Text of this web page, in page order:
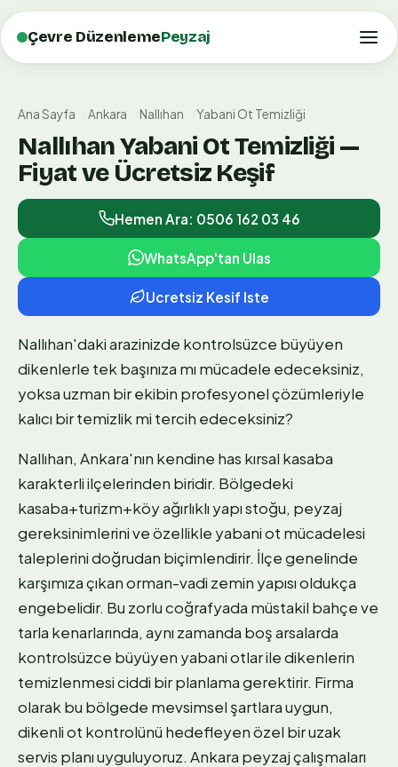
Çevre DüzenlemePeyzaj
Ana Sayfa Ankara Nallıhan Yabani Ot Temizliği
Nallıhan Yabani Ot Temizliği —
Fiyat ve Ücretsiz Keşif
Hemen Ara: 0506 162 03 46
WhatsApp'tan Ulas
Ucretsiz Kesif Iste
Nallıhan'daki arazinizde kontrolsüzce büyüyen
dikenlerle tek başınıza mı mücadele edeceksiniz,
yoksa uzman bir ekibin profesyonel çözümleriyle
kalıcı bir temizlik mi tercih edeceksiniz?
Nallıhan, Ankara'nın kendine has kırsal kasaba
karakterli ilçelerinden biridir. Bölgedeki
kasaba+turizm+köy ağırlıklı yapı stoğu, peyzaj
gereksinimlerini ve özellikle yabani ot mücadelesi
taleplerini doğrudan biçimlendirir. İlçe genelinde
karşımıza çıkan orman-vadi zemin yapısı oldukça
engebelidir. Bu zorlu coğrafyada müstakil bahçe ve
tarla kenarlarında, aynı zamanda boş arsalarda
kontrolsüzce büyüyen yabani otlar ile dikenlerin
temizlenmesi ciddi bir planlama gerektirir. Firma
olarak bu bölgede mevsimsel şartlara uygun,
dikenli ot kontrolünü hedefleyen özel bir uzak
servis planı uyguluyoruz. Ankara peyzaj çalışmaları